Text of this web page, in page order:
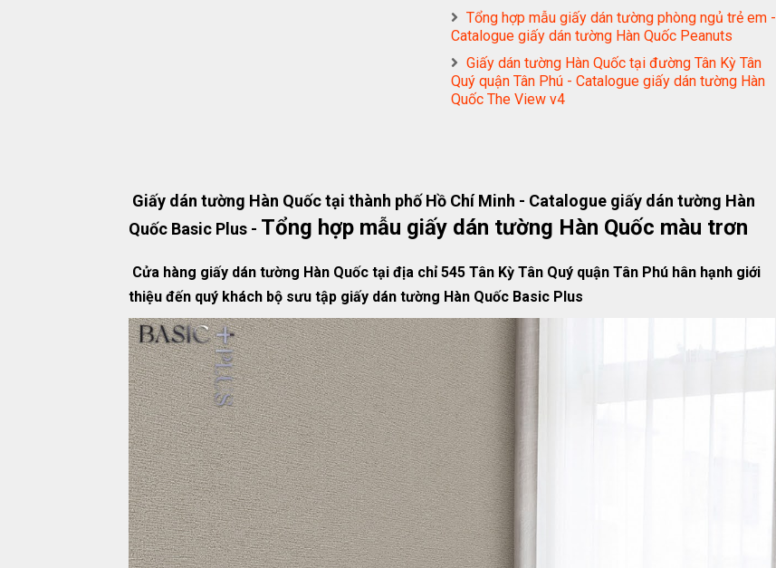
Tổng hợp mẫu giấy dán tường phòng ngủ trẻ em -
Catalogue giấy dán tường Hàn Quốc Peanuts
Giấy dán tường Hàn Quốc tại đường Tân Kỳ Tân
Quý quận Tân Phú - Catalogue giấy dán tường Hàn
Quốc The View v4
Giấy dán tường Hàn Quốc tại thành phố Hồ Chí Minh - Catalogue giấy dán tường Hàn
Quốc Basic Plus - Tổng hợp mẫu giấy dán tường Hàn Quốc màu trơn
Cửa hàng giấy dán tường Hàn Quốc tại địa chỉ 545 Tân Kỳ Tân Quý quận Tân Phú hân hạnh giới
thiệu đến quý khách bộ sưu tập giấy dán tường Hàn Quốc Basic Plus